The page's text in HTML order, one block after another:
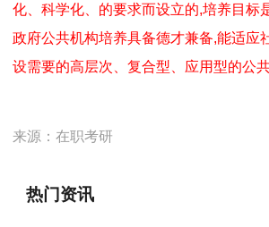
化、科学化、的要求而设立的,培养目标
政府公共机构培养具备德才兼备,能适应
设需要的高层次、复合型、应用型的公
来源：在职考研
热门资讯